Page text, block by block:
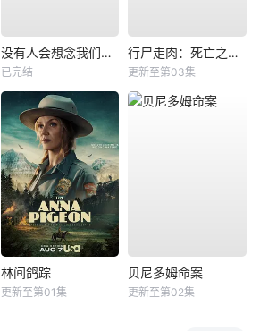
没有人会想念我们第一季
已完结
行尸走肉：死亡之城第三季
更新至第03集
林间鸽踪
更新至第01集
贝尼多姆命案
更新至第02集